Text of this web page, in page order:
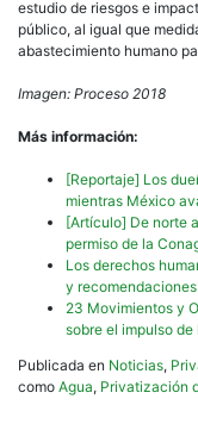
estudio de riesgos e
público, al igual que
abastecimiento humano
Imagen: Proceso 2018
Más información:
[Reportaje] Los
mientras México
[Artículo] De norte
permiso de la
Los derechos
y
23 Movimientos y
sobre el impulso
Publicada en Noticias,
como Agua, Privatización